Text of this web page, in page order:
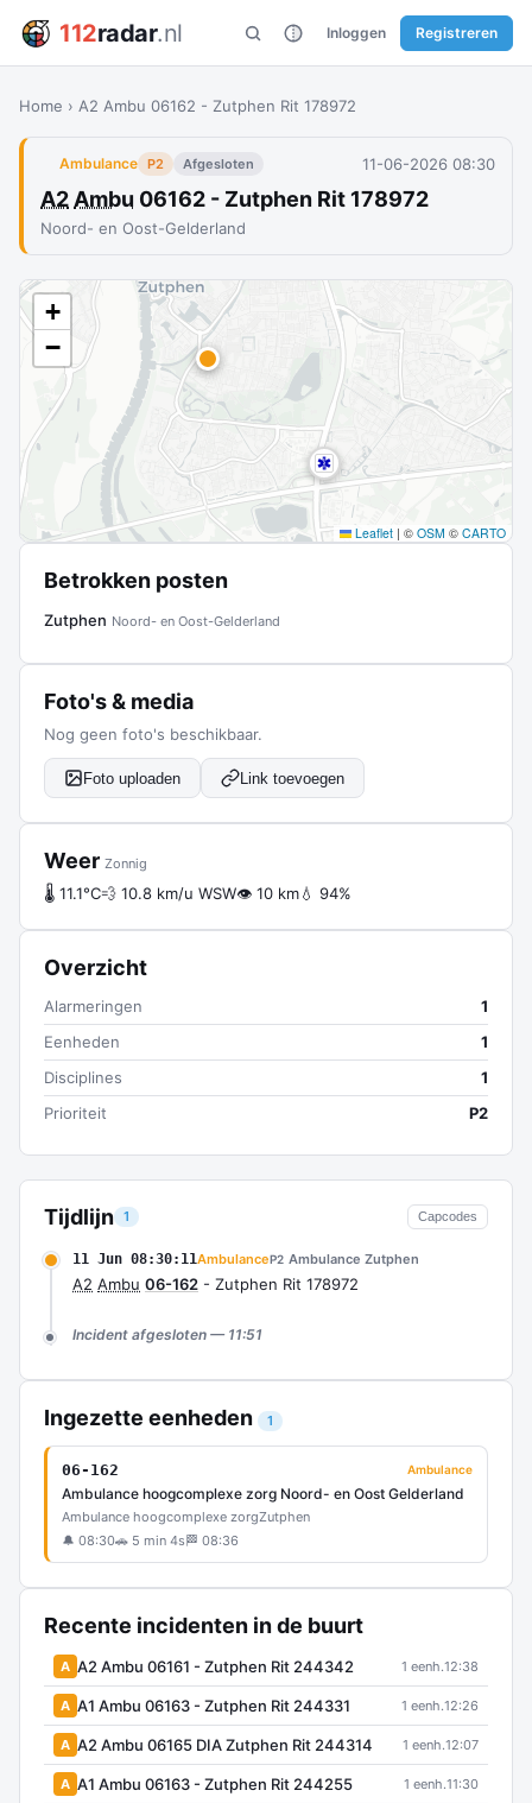
112radar.nl Inloggen Registreren
Home › A2 Ambu 06162 - Zutphen Rit 178972
Ambulance P2 Afgesloten 11-06-2026 08:30
A2 Ambu 06162 - Zutphen Rit 178972
Noord- en Oost-Gelderland
Tijdlijn 1 Capcodes
11 Jun 08:30:11AmbulanceP2 Ambulance Zutphen
A2 Ambu 06-162 - Zutphen Rit 178972
Incident afgesloten — 11:51
Ingezette eenheden 1
06-162 Ambulance
Ambulance hoogcomplexe zorg Noord- en Oost Gelderland
Ambulance hoogcomplexe zorgZutphen
🔔 08:30🚗 5 min 4s 🏁 08:36
Recente incidenten in de buurt
A A2 Ambu 06161 - Zutphen Rit 244342 1 eenh.12:38
A A1 Ambu 06163 - Zutphen Rit 244331 1 eenh.12:26
A A2 Ambu 06165 DIA Zutphen Rit 244314 1 eenh.12:07
A A1 Ambu 06163 - Zutphen Rit 244255 1 eenh.11:30
+
−
Leaflet | © OSM © CARTO
Betrokken posten
Zutphen Noord- en Oost-Gelderland
Foto's & media
Nog geen foto's beschikbaar.
Foto uploaden Link toevoegen
Weer Zonnig
🌡 11.1°C💨 10.8 km/u WSW👁 10 km💧 94%
Overzicht
Alarmeringen
1
Eenheden
1
Disciplines
1
Prioriteit
P2